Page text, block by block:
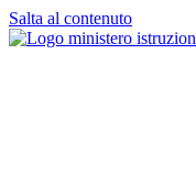
Salta al contenuto